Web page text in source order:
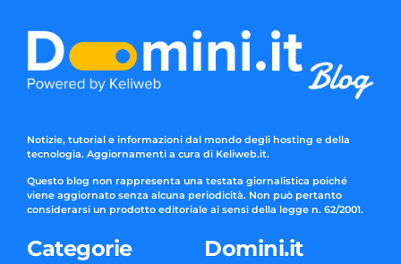
Notizie, tutorial e informazioni dal mondo degli hosting e della
tecnologia. Aggiornamenti a cura di Keliweb.it.
Questo blog non rappresenta una testata giornalistica poiché
viene aggiornato senza alcuna periodicità. Non può pertanto
considerarsi un prodotto editoriale ai sensi della legge n. 62/2001.
Categorie Domini.it